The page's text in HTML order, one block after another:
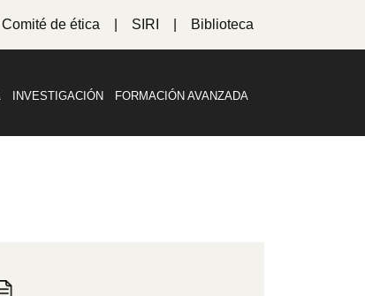
Comité de ética SIRI Biblioteca
INVESTIGACIÓN FORMACIÓN AVANZADA